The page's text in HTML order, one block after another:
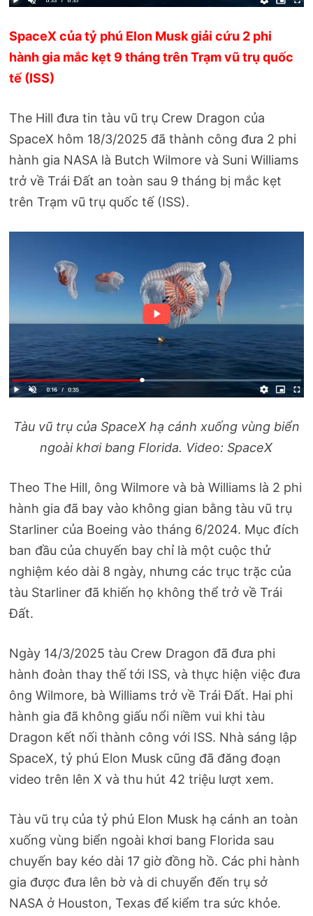
SpaceX của tỷ phú Elon Musk giải cứu 2 phi
hành gia mắc kẹt 9 tháng trên Trạm vũ trụ quốc
tế (ISS)
The Hill đưa tin tàu vũ trụ Crew Dragon của
SpaceX hôm 18/3/2025 đã thành công đưa 2 phi
hành gia NASA là Butch Wilmore và Suni Williams
trở về Trái Đất an toàn sau 9 tháng bị mắc kẹt
trên Trạm vũ trụ quốc tế (ISS).
Tàu vũ trụ của SpaceX hạ cánh xuống vùng biển
ngoài khơi bang Florida. Video: SpaceX
Theo The Hill, ông Wilmore và bà Williams là 2 phi
hành gia đã bay vào không gian bằng tàu vũ trụ
Starliner của Boeing vào tháng 6/2024. Mục đích
ban đầu của chuyến bay chỉ là một cuộc thử
nghiệm kéo dài 8 ngày, nhưng các trục trặc của
tàu Starliner đã khiến họ không thể trở về Trái
Đất.
Ngày 14/3/2025 tàu Crew Dragon đã đưa phi
hành đoàn thay thế tới ISS, và thực hiện việc đưa
ông Wilmore, bà Williams trở về Trái Đất. Hai phi
hành gia đã không giấu nổi niềm vui khi tàu
Dragon kết nối thành công với ISS. Nhà sáng lập
SpaceX, tỷ phú Elon Musk cũng đã đăng đoạn
video trên lên X và thu hút 42 triệu lượt xem.
Tàu vũ trụ của tỷ phú Elon Musk hạ cánh an toàn
xuống vùng biển ngoài khơi bang Florida sau
chuyến bay kéo dài 17 giờ đồng hồ. Các phi hành
gia được đưa lên bờ và di chuyển đến trụ sở
NASA ở Houston, Texas để kiểm tra sức khỏe.